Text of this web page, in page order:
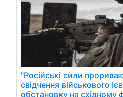
"Російські сили
свідчення військового
обстановку на східному